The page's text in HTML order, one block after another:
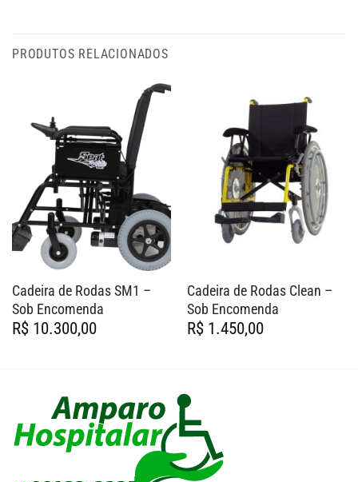
PRODUTOS RELACIONADOS
Cadeira de Rodas SM1 –
Sob Encomenda
R$10.300,00
Cadeira de Rodas Clean –
Sob Encomenda
R$1.450,00